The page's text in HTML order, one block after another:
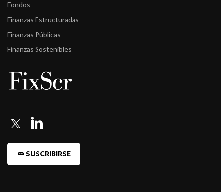
Fondos
Finanzas Estructuradas
Finanzas Públicas
Finanzas Sostenibles
SUSCRIBIRSE